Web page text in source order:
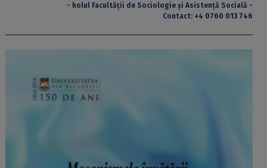
- holul Facultății de Sociologie și Asistență Socială -
Contact: +4 0760 013 746